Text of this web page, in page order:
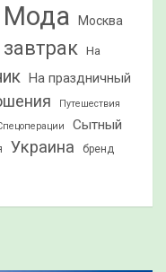
Мода Москва
На
На праздничный
Путешествия
Сытный
Украина бренд